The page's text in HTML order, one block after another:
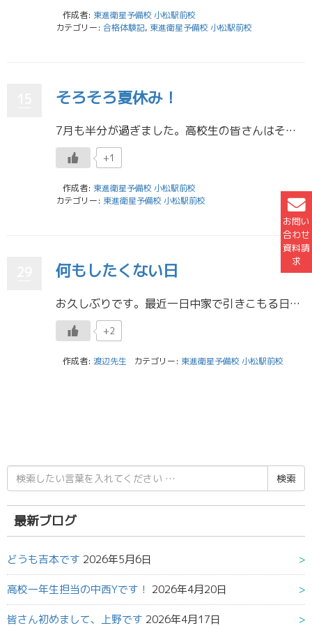
お問い
合わせ
資料請
求
作成者: 東進衛星予備校 小松駅前校
カテゴリー: 合格体験記, 東進衛星予備校 小松駅前校
そろそろ夏休み！
7月も半分が過ぎました。高校生の皆さんはそろそろ夏休みですね。私は、8月から二か月間夏休みなのですが、9月に教育実習があるので、夏休みはほぼ一か月です。仕方ないことですが他の学類の学生がうらやましいと思ってしまいます。大 […]
+1
作成者: 東進衛星予備校 小松駅前校
カテゴリー: 東進衛星予備校 小松駅前校
何もしたくない日
お久しぶりです。最近一日中家で引きこもる日がほしいと切実に思っている渡辺です。 最近、大学の時間割を見てもさほど忙しくないはずなのに、自分の体感とても一日一日が早く、疲れを感じています、、、なんでかな。 皆さんも部活に勉 […]
+2
作成者: 渡辺先生 カテゴリー: 東進衛星予備校 小松駅前校
検
索
結
果:
最新ブログ
どうも吉本です 2026年5月6日
高校一年生担当の中西Yです！ 2026年4月20日
皆さん初めまして、上野です 2026年4月17日